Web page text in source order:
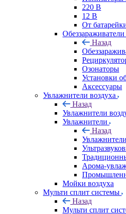
220 В
12 В
От
Обеззараживатели
Назад
Озонаторы
Установки
Аксессуары
Увлажнители воздуха
Назад
Увлажнители
Увлажнители
Назад
Увлажнители
Арома-
Мойки воздуха
Мульти сплит системы
Назад
Мульти сплит